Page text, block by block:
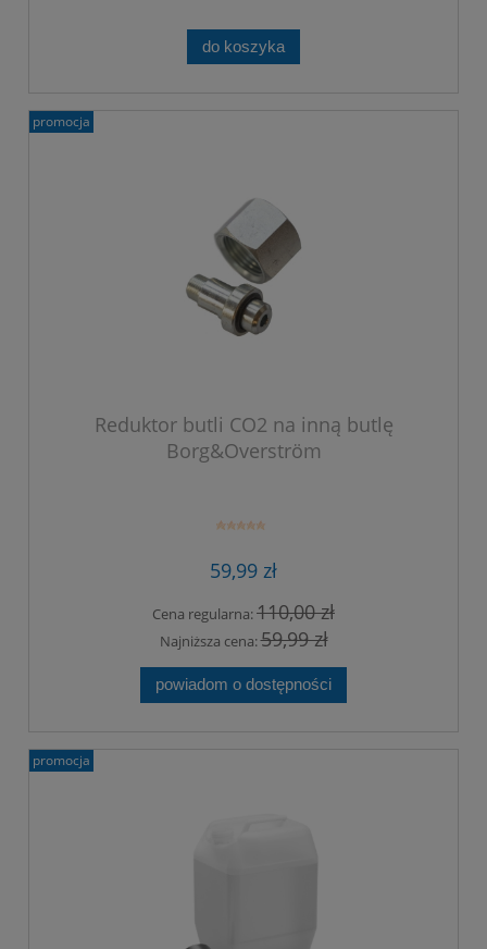
do koszyka
Reduktor butli CO2 na inną butlę
Borg&Overström
59,99 zł
Cena regularna:110,00 zł
Najniższa cena:59,99 zł
powiadom o dostępności
promocja
promocja